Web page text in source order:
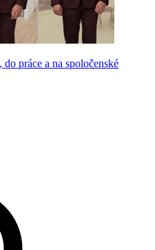
práce a na spoločenské